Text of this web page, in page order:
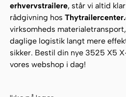
erhvervstrailere, står vi altid
rådgivning hos
virksomheds
daglige logistik langt mere
sikker. Bestil din nye 3525 X5
vores webshop i dag!